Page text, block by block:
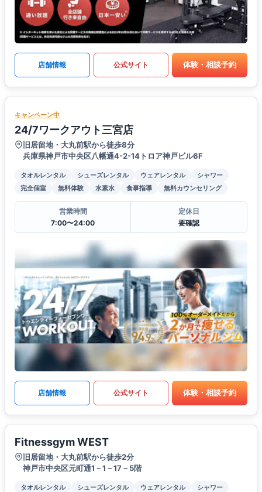
店舗情報 公式サイト 体験・相談予約
キャンペーン中
24/7ワークアウト三宮店
旧居留地・大丸前駅から徒歩8分
兵庫県神戸市中央区八幡通4-2-14トロア神戸ビル6F
タオルレンタル シューズレンタル ウェアレンタル
シャワー
完全個室
無料体験 水素水 食事指導 無料カウンセリング
営業時間
7:00〜24:00
定休日
要確認
店舗情報 公式サイト 体験・相談予約
Fitnessgym WEST
旧居留地・大丸前駅から徒歩2分
神戸市中央区元町通1－1－17－5階
タオルレンタル シューズレンタル ウェアレンタル
シャワー